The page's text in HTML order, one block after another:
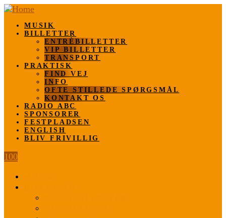
MUSIK
BILLETTER
ENTRÈBILLETTER
VIP BILLETTER
TRANSPORT
PRAKTISK
FIND VEJ
INFO
OFTE STILLEDE SPØRGSMÅL
KONTAKT OS
RADIO ABC
SPONSORER
FESTPLADSEN
ENGLISH
BLIV FRIVILLIG
100